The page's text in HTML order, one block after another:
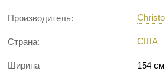
Производитель:
Страна: США
Ширина 154 см